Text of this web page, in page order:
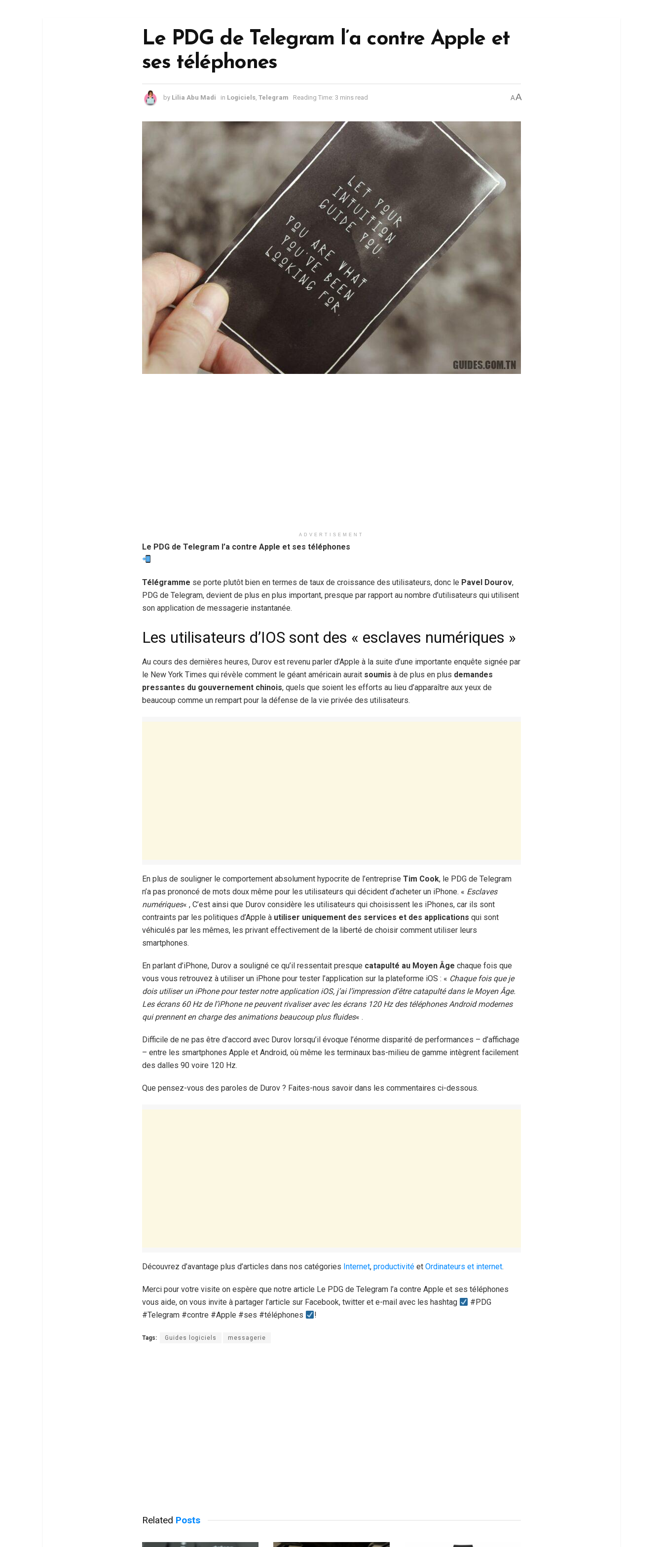
Le PDG de Telegram l’a contre Apple et
ses téléphones
by Lilia Abu Madi in Logiciels Telegram Reading Time: 3 mins read AA
ADVERTISEMENT
Le PDG de Telegram l’a contre Apple et ses téléphones
Télégramme se porte plutôt bien en termes de taux de croissance des utilisateurs, donc le Pavel Dourov,
PDG de Telegram, devient de plus en plus important, presque par rapport au nombre d’utilisateurs qui utilisent
son application de messagerie instantanée.
Les utilisateurs d’IOS sont des « esclaves numériques »
Au cours des dernières heures, Durov est revenu parler d’Apple à la suite d’une importante enquête signée par
le New York Times qui révèle comment le géant américain aurait soumis à de plus en plus demandes
pressantes du gouvernement chinois, quels que soient les efforts au lieu d’apparaître aux yeux de
beaucoup comme un rempart pour la défense de la vie privée des utilisateurs.
En plus de souligner le comportement absolument hypocrite de l’entreprise Tim Cook, le PDG de Telegram
n’a pas prononcé de mots doux même pour les utilisateurs qui décident d’acheter un iPhone. « Esclaves
numériques« , C’est ainsi que Durov considère les utilisateurs qui choisissent les iPhones, car ils sont
contraints par les politiques d’Apple à utiliser uniquement des services et des applications qui sont
véhiculés par les mêmes, les privant effectivement de la liberté de choisir comment utiliser leurs
smartphones.
En parlant d’iPhone, Durov a souligné ce qu’il ressentait presque catapulté au Moyen Âge chaque fois que
vous vous retrouvez à utiliser un iPhone pour tester l’application sur la plateforme iOS : « Chaque fois que je
dois utiliser un iPhone pour tester notre application iOS, j’ai l’impression d’être catapulté dans le Moyen Âge.
Les écrans 60 Hz de l’iPhone ne peuvent rivaliser avec les écrans 120 Hz des téléphones Android modernes
qui prennent en charge des animations beaucoup plus fluides« .
Difficile de ne pas être d’accord avec Durov lorsqu’il évoque l’énorme disparité de performances – d’affichage
– entre les smartphones Apple et Android, où même les terminaux bas-milieu de gamme intègrent facilement
des dalles 90 voire 120 Hz.
Que pensez-vous des paroles de Durov ? Faites-nous savoir dans les commentaires ci-dessous.
Découvrez d’avantage plus d’articles dans nos catégories Internet, productivité et Ordinateurs et internet.
Merci pour votre visite on espère que notre article Le PDG de Telegram l’a contre Apple et ses téléphones
vous aide, on vous invite à partager l’article sur Facebook, twitter et e-mail avec les hashtag
#PDG
#Telegram #contre #Apple #ses #téléphones
!
Tags: Guides logiciels messagerie
Related Posts